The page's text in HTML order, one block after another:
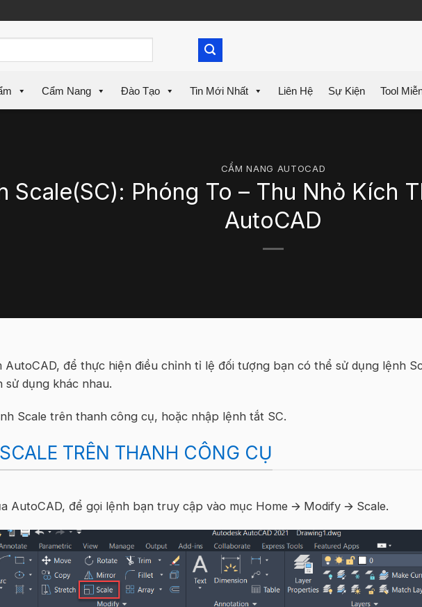
Cẩm Nang Đào Tạo Tin Mới Nhất Liên Hệ Sự Kiện Tool
CẨM NANG AUTOCAD
Scale(SC): Phóng To – Thu Nhỏ Kích
AutoCAD
AutoCAD, để thực hiện điều chỉnh tỉ lệ đối tượng bạn có thể sử dụng lệnh
sử dụng khác nhau.
Scale trên thanh công cụ, hoặc nhập lệnh tắt SC.
TRÊN THANH CÔNG CỤ
AutoCAD, để gọi lệnh bạn truy cập vào mục Home 🡪 Modify 🡪 Scale.